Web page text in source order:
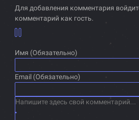
Для добавления комментария
комментарий как гость.
Имя (Обязательно)
Email (Обязательно)